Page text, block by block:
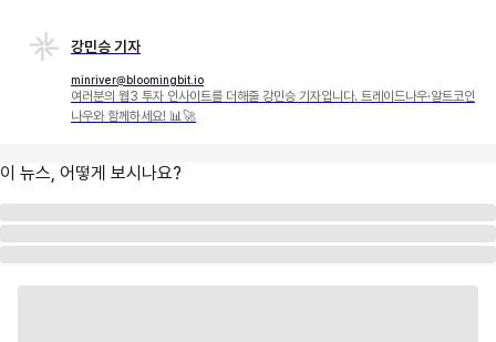
강민승 기자
minriver@bloomingbit.io
여러분의 웹3 투자 인사이트를 더해줄 강민승 기자입니다. 트레이드나우·알트코인
나우와 함께하세요! 📊🚀
이 뉴스, 어떻게 보시나요?